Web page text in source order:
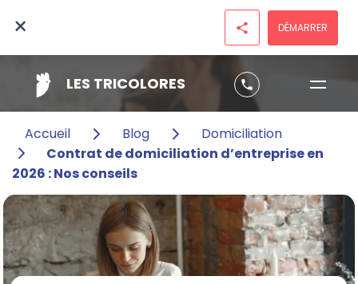
LES TRICOLORES phone
× share DÉMARRER
Accueil Blog
Domiciliation
Contrat de domiciliation d’entreprise en
2026 : Nos conseils